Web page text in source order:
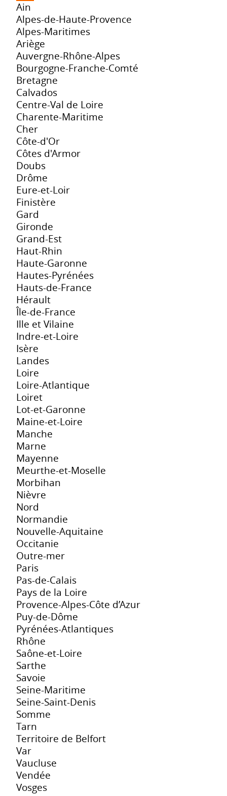
Ain
Alpes-de-Haute-Provence
Alpes-Maritimes
Ariège
Auvergne-Rhône-Alpes
Bourgogne-Franche-Comté
Bretagne
Calvados
Centre-Val de Loire
Charente-Maritime
Cher
Côte-d'Or
Côtes d'Armor
Doubs
Drôme
Eure-et-Loir
Finistère
Gard
Gironde
Grand-Est
Haut-Rhin
Haute-Garonne
Hautes-Pyrénées
Hauts-de-France
Hérault
Île-de-France
Ille et Vilaine
Indre-et-Loire
Isère
Landes
Loire
Loire-Atlantique
Loiret
Lot-et-Garonne
Maine-et-Loire
Manche
Marne
Mayenne
Meurthe-et-Moselle
Morbihan
Nièvre
Nord
Normandie
Nouvelle-Aquitaine
Occitanie
Outre-mer
Paris
Pas-de-Calais
Pays de la Loire
Provence-Alpes-Côte d’Azur
Puy-de-Dôme
Pyrénées-Atlantiques
Rhône
Saône-et-Loire
Sarthe
Savoie
Seine-Maritime
Seine-Saint-Denis
Somme
Tarn
Territoire de Belfort
Var
Vaucluse
Vendée
Vosges